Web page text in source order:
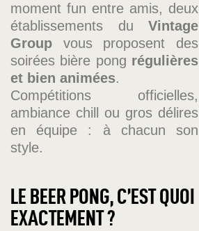
moment fun entre amis, deux
établissements du Vintage
Group vous proposent des
soirées bière pong régulières
et bien animées.
Compétitions officielles,
ambiance chill ou gros délires
en équipe : à chacun son
style.
LE BEER PONG, C’EST QUOI
EXACTEMENT ?